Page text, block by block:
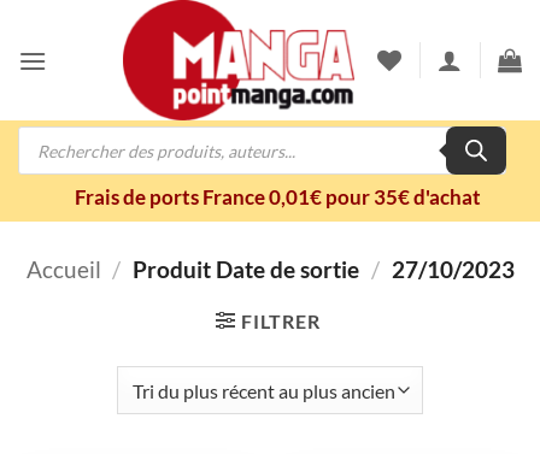
contenu
Recherche
Frais de ports France 0,01€ pour 35€ d'achat
Accueil / Produit Date de sortie / 27/10/2023
FILTRER